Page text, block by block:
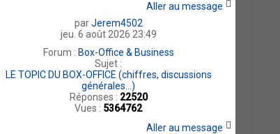
Aller au message
parJerem4502
jeu. 6 août 2026 23:49
Forum : Box-Office & Business
Sujet :
LE TOPIC DU BOX-OFFICE (chiffres, discussions
générales...)
Réponses : 22520
Vues : 5364762
Aller au message